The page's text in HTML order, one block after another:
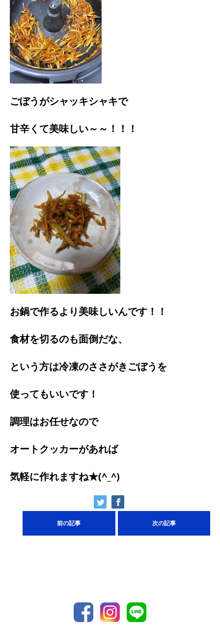
ごぼうがシャッキシャキで
甘辛くて美味しい～～！！！
お鍋で作るより美味しいんです！！
食材を切るのも面倒だな、
という方は冷凍のささがきごぼうを
使ってもいいです！
調理はお任せなので
オートクッカーがあれば
気軽に作れますね★(^_^)
前の記事 次の記事